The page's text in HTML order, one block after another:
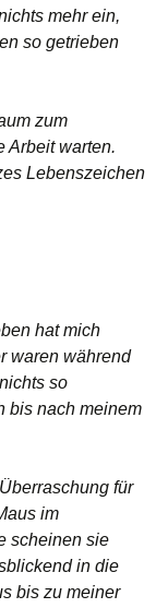
mehr ein,
so getrieben
zum
Arbeit warten.
Lebenszeichen
hat mich
waren während
so
bis nach meinem
für
im
scheinen sie
in die
bis zu meiner